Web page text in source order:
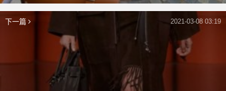
下一篇 2021-03-08 03:19